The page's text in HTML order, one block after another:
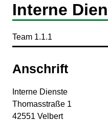
Interne
Team 1.1.1
Anschrift
Interne Dienste
Thomasstraße 1
42551 Velbert